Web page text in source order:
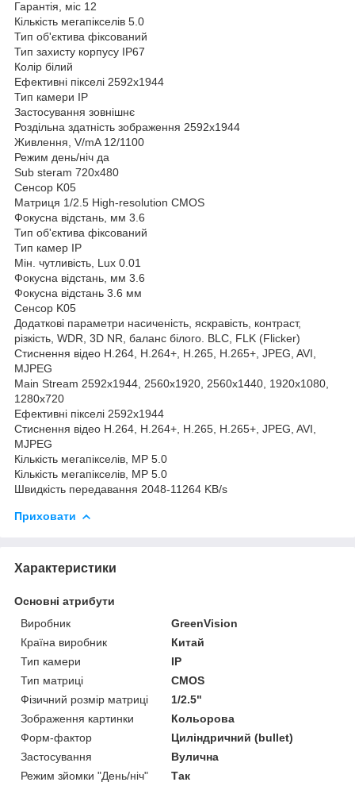
Гарантія, міс 12
Кількість мегапікселів 5.0
Тип об'єктива фіксований
Тип захисту корпусу IP67
Колір білий
Ефективні пікселі 2592x1944
Тип камери IP
Застосування зовнішнє
Роздільна здатність зображення 2592x1944
Живлення, V/mA 12/1100
Режим день/ніч да
Sub steram 720х480
Сенсор K05
Матриця 1/2.5 High-resolution CMOS
Фокусна відстань, мм 3.6
Тип об'єктива фіксований
Тип камер IP
Мін. чутливість, Lux 0.01
Фокусна відстань, мм 3.6
Фокусна відстань 3.6 мм
Сенсор K05
Додаткові параметри насиченість, яскравість, контраст,
різкість, WDR, 3D NR, баланс білого. BLC, FLK (Flicker)
Стиснення відео H.264, H.264+, H.265, H.265+, JPEG, AVI,
MJPEG
Main Stream 2592x1944, 2560x1920, 2560x1440, 1920x1080,
1280x720
Ефективні пікселі 2592x1944
Стиснення відео H.264, H.264+, H.265, H.265+, JPEG, AVI,
MJPEG
Кількість мегапікселів, MP 5.0
Кількість мегапікселів, MP 5.0
Швидкість передавання 2048-11264 KB/s
Приховати
Характеристики
Основні атрибути
Виробник
GreenVision
Країна виробник
Китай
Тип камери
IP
Тип матриці
CMOS
Фізичний розмір матриці
1/2.5"
Зображення картинки
Кольорова
Форм-фактор
Циліндричний (bullet)
Застосування
Вулична
Режим зйомки "День/ніч"
Так